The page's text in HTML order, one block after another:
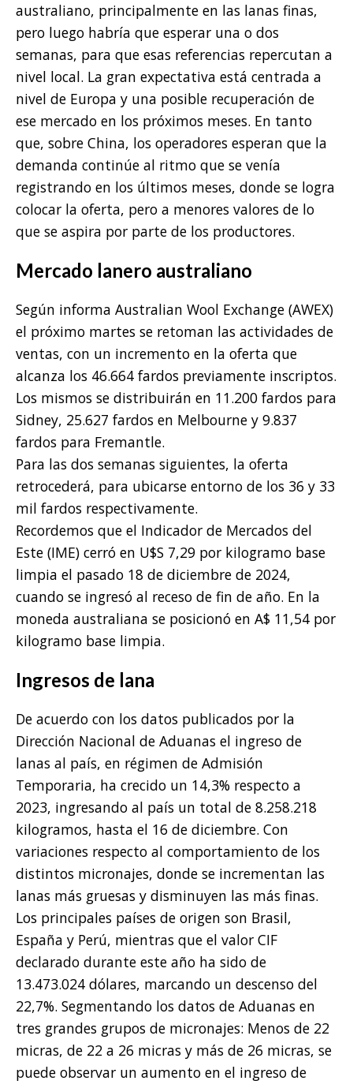
australiano, principalmente en las lanas finas,
pero luego habría que esperar una o dos
semanas, para que esas referencias repercutan a
nivel local. La gran expectativa está centrada a
nivel de Europa y una posible recuperación de
ese mercado en los próximos meses. En tanto
que, sobre China, los operadores esperan que la
demanda continúe al ritmo que se venía
registrando en los últimos meses, donde se logra
colocar la oferta, pero a menores valores de lo
que se aspira por parte de los productores.
Mercado lanero australiano
Según informa Australian Wool Exchange (AWEX)
el próximo martes se retoman las actividades de
ventas, con un incremento en la oferta que
alcanza los 46.664 fardos previamente inscriptos.
Los mismos se distribuirán en 11.200 fardos para
Sidney, 25.627 fardos en Melbourne y 9.837
fardos para Fremantle.
Para las dos semanas siguientes, la oferta
retrocederá, para ubicarse entorno de los 36 y 33
mil fardos respectivamente.
Recordemos que el Indicador de Mercados del
Este (IME) cerró en U$S 7,29 por kilogramo base
limpia el pasado 18 de diciembre de 2024,
cuando se ingresó al receso de fin de año. En la
moneda australiana se posicionó en A$ 11,54 por
kilogramo base limpia.
Ingresos de lana
De acuerdo con los datos publicados por la
Dirección Nacional de Aduanas el ingreso de
lanas al país, en régimen de Admisión
Temporaria, ha crecido un 14,3% respecto a
2023, ingresando al país un total de 8.258.218
kilogramos, hasta el 16 de diciembre. Con
variaciones respecto al comportamiento de los
distintos micronajes, donde se incrementan las
lanas más gruesas y disminuyen las más finas.
Los principales países de origen son Brasil,
España y Perú, mientras que el valor CIF
declarado durante este año ha sido de
13.473.024 dólares, marcando un descenso del
22,7%. Segmentando los datos de Aduanas en
tres grandes grupos de micronajes: Menos de 22
micras, de 22 a 26 micras y más de 26 micras, se
puede observar un aumento en el ingreso de